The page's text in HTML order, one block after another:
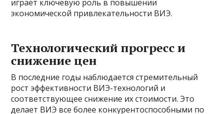
играет ключевую роль в повышении
экономической привлекательности ВИЭ.
Технологический прогресс и
снижение цен
В последние годы наблюдается стремительный
рост эффективности ВИЭ-технологий и
соответствующее снижение их стоимости. Это
делает ВИЭ все более конкурентоспособными по